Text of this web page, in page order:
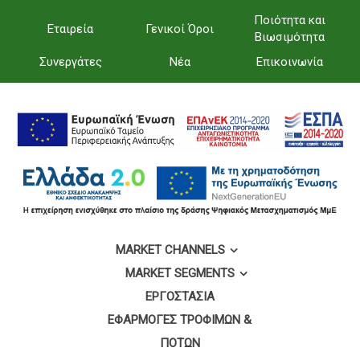
Εταιρεία Γενικοί Όροι
Ποιότητα και
Βιωσιμότητα
Συνεργάτες
Νέα Επικοινωνία
MARKET CHANNELS
MARKET SEGMENTS
ΕΡΓΟΣΤΆΣΙΑ
ΕΦΑΡΜΟΓΈΣ ΤΡΟΦΊΜΩΝ &
ΠΟΤΏΝ